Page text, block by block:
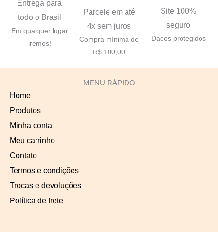
Entrega para
todo o Brasil
Em qualquer lugar
iremos!
Parcele em até
4x sem juros
Compra mínima de
R$ 100,00
Site 100%
seguro
Dados protegidos
MENU RÁPIDO
Home
Produtos
Minha conta
Meu carrinho
Contato
Termos e condições
Trocas e devoluções
Política de frete